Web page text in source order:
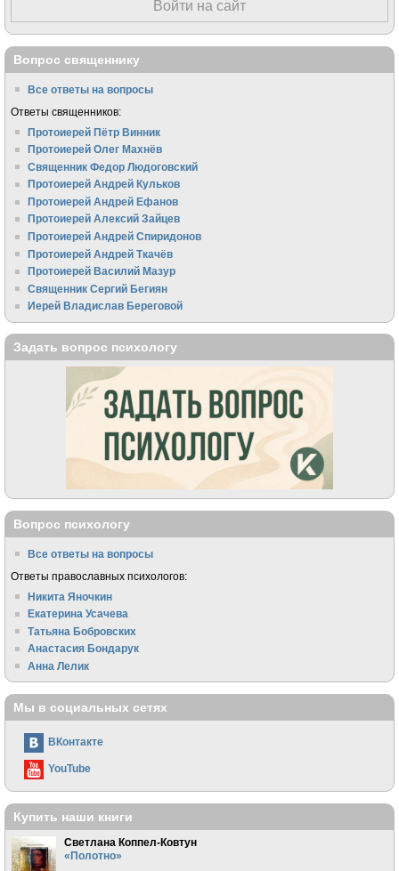
Войти на сайт
Вопрос священнику
Все ответы на вопросы
Ответы священников:
Протоиерей Пётр Винник
Протоиерей Олег Махнёв
Священник Федор Людоговский
Протоиерей Андрей Кульков
Протоиерей Андрей Ефанов
Протоиерей Алексий Зайцев
Протоиерей Андрей Спиридонов
Протоиерей Андрей Ткачёв
Протоиерей Василий Мазур
Священник Сергий Бегиян
Иерей Владислав Береговой
Задать вопрос психологу
Вопрос психологу
Все ответы на вопросы
Ответы православных психологов:
Никита Яночкин
Екатерина Усачева
Татьяна Бобровских
Анастасия Бондарук
Анна Лелик
Мы в социальных сетях
ВКонтакте
YouTube
Купить наши книги
Светлана Коппел-Ковтун
«Полотно»